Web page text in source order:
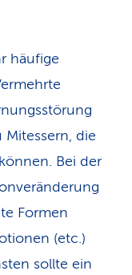
häufige
die
Bei der
Formen
(etc.)
sollte ein